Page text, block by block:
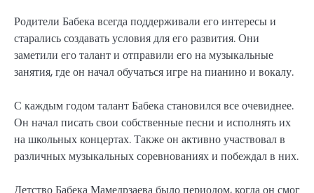
Родители Бабека всегда поддерживали его интересы и
старались создавать условия для его развития. Они
заметили его талант и отправили его на музыкальные
занятия, где он начал обучаться игре на пианино и вокалу.
С каждым годом талант Бабека становился все очевиднее.
Он начал писать свои собственные песни и исполнять их
на школьных концертах. Также он активно участвовал в
различных музыкальных соревнованиях и побеждал в них.